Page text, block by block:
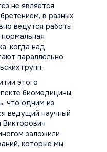
не является
в разных
ведутся работы
когда над
параллельно
групп.
этого
биомедицины,
что одним из
ведущий научный
заложили
которые мы